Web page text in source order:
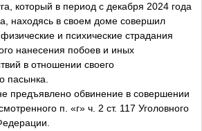
который в период с декабря 2024 года
находясь в своем доме совершил
и психические страдания
нанесения побоев и иных
в отношении своего
пасынка.
предъявлено обвинение в совершении
п. «г» ч. 2 ст. 117 Уголовного